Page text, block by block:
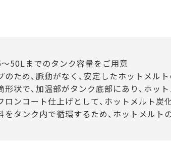
～50Lまでのタンク容量をご用意
のため、脈動がなく、安定したホットメル
形状で、加温部がタンク底部にあり、ホッ
ロンコート仕上げとして、ホットメルト炭
をタンク内で循環するため、ホットメルト